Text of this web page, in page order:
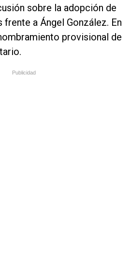
sobre la adopción de
a Ángel González. En
provisional de
Publicidad